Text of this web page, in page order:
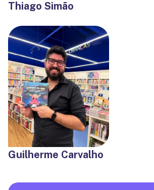
Thiago Simão
Guilherme Carvalho